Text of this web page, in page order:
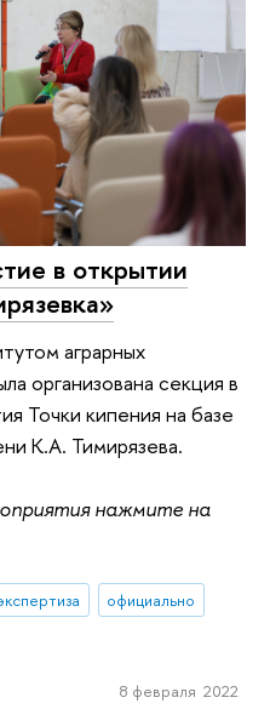
в открытии
аграрных
организована секция в
Точки кипения на базе
К.А. Тимирязева.
нажмите на
официально
8 февраля 2022